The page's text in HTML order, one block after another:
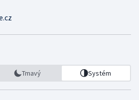
Tmavý Systém